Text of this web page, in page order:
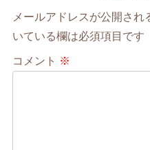
メールアドレスが公開され
いている欄は必須項目です
コメント ※